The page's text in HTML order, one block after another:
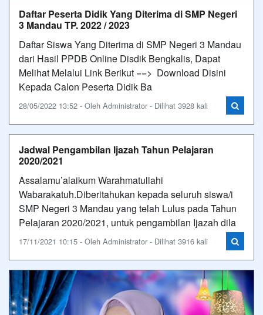
Daftar Peserta Didik Yang Diterima di SMP Negeri
3 Mandau TP. 2022 / 2023
Daftar Siswa Yang Diterima di SMP Negeri 3 Mandau
dari Hasil PPDB Online Disdik Bengkalis, Dapat
Melihat Melalui Link Berikut ==> Download Disini
Kepada Calon Peserta Didik Ba
28/05/2022 13:52 - Oleh Administrator - Dilihat 3928 kali
Jadwal Pengambilan Ijazah Tahun Pelajaran
2020/2021
Assalamu’alaikum Warahmatullahi
Wabarakatuh.Diberitahukan kepada seluruh siswa/i
SMP Negeri 3 Mandau yang telah Lulus pada Tahun
Pelajaran 2020/2021, untuk pengambilan Ijazah dila
17/11/2021 10:15 - Oleh Administrator - Dilihat 3916 kali